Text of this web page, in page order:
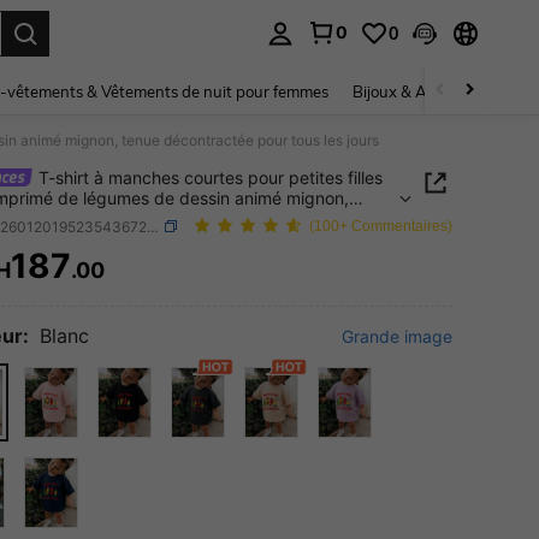
0 0
vêtements & Vêtements de nuit pour femmes Bijoux & Accessoires pour
animé mignon, tenue décontractée pour tous les jours
T-shirt à manches courtes pour petites filles
de légumes de dessin animé mignon,
pour tous les jours
(100+ Commentaires)
AND AVAILABILITY
187.00
Blanc Grande image